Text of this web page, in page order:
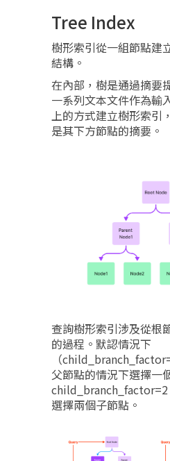
Tree Index
樹形索引從一組節點建
結構。
在內部，樹是通過摘要
一系列文本文件作為輸
上的方式建立樹形索引
是其下方節點的摘要。
查詢樹形索引涉及從根
的過程。默認情況下
（
父節點的情況下選擇一
child_branch_factor=2
選擇兩個子節點。